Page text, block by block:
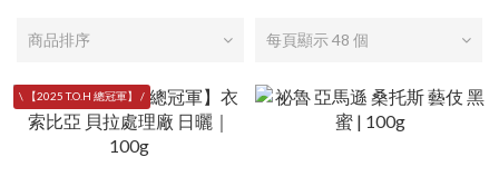
商品排序 每頁顯示 48 個
\ 【2025 T.O.H 總冠軍】 /